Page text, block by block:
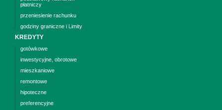
płatniczy
przeniesienie rachunku
godziny graniczne i Limity
KREDYTY
gotówkowe
inwestycyjne, obrotowe
mieszkaniowe
remontowe
hipoteczne
preferencyjne